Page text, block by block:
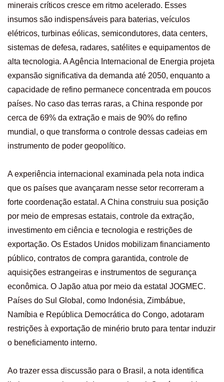
minerais críticos cresce em ritmo acelerado. Esses
insumos são indispensáveis para baterias, veículos
elétricos, turbinas eólicas, semicondutores, data centers,
sistemas de defesa, radares, satélites e equipamentos de
alta tecnologia. A Agência Internacional de Energia projeta
expansão significativa da demanda até 2050, enquanto a
capacidade de refino permanece concentrada em poucos
países. No caso das terras raras, a China responde por
cerca de 69% da extração e mais de 90% do refino
mundial, o que transforma o controle dessas cadeias em
instrumento de poder geopolítico.
A experiência internacional examinada pela nota indica
que os países que avançaram nesse setor recorreram a
forte coordenação estatal. A China construiu sua posição
por meio de empresas estatais, controle da extração,
investimento em ciência e tecnologia e restrições de
exportação. Os Estados Unidos mobilizam financiamento
público, contratos de compra garantida, controle de
aquisições estrangeiras e instrumentos de segurança
econômica. O Japão atua por meio da estatal JOGMEC.
Países do Sul Global, como Indonésia, Zimbábue,
Namíbia e República Democrática do Congo, adotaram
restrições à exportação de minério bruto para tentar induzir
o beneficiamento interno.
Ao trazer essa discussão para o Brasil, a nota identifica